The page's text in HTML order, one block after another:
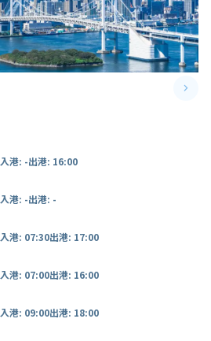
keyboard_arrow_right
入港: -出港: 16:00
入港: -出港: -
入港: 07:30出港: 17:00
入港: 07:00出港: 16:00
入港: 09:00出港: 18:00